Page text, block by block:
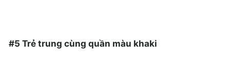
#5 Trẻ trung cùng quần màu khaki